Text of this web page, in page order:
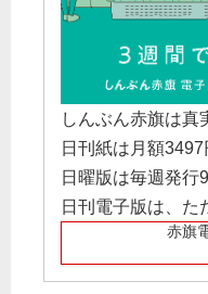
しんぶん赤旗は真
日刊紙は月額3497
日曜版は毎週発行
日刊電子版は、た
赤旗